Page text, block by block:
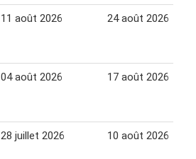
11 août 2026 24 août 2026
04 août 2026 17 août 2026
28 juillet 2026 10 août 2026